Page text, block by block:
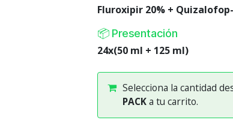
Fluroxipir 20% +
📦 Presentación
24x(50 ml + 125 ml)
Selecciona la cantidad
PACKa tu carrito.